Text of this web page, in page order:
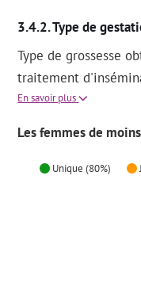
Type de
Type de grossesse
traitement
En savoir plus
Les femmes de
Unique (80%)